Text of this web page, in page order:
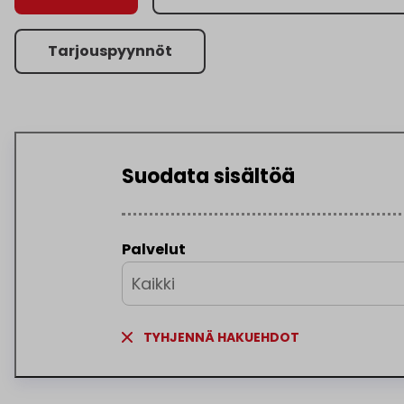
Tarjouspyynnöt
Suodata sisältöä
Palvelut
Kaikki
TYHJENNÄ HAKUEHDOT